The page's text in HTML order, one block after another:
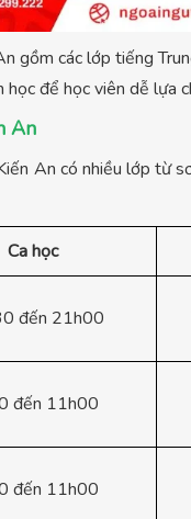
gồm các lớp tiếng
để học viên dễ lựa
An
An có nhiều lớp từ
Ca học
đến 21h00
đến 11h00
đến 11h00